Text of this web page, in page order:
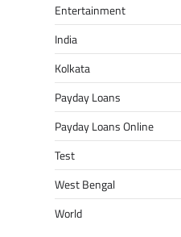
Entertainment
India
Kolkata
Payday Loans
Payday Loans Online
Test
West Bengal
World